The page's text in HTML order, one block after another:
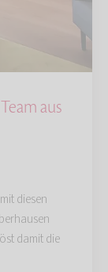
aus
diesen
damit die